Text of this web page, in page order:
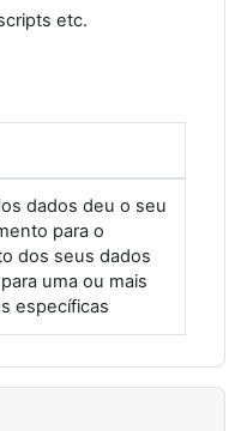
etc.
dados deu o seu
para o
dos seus dados
uma ou mais
específicas